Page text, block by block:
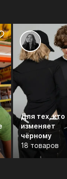
Для тех, кто
изменяет
чёрному
18 товаров